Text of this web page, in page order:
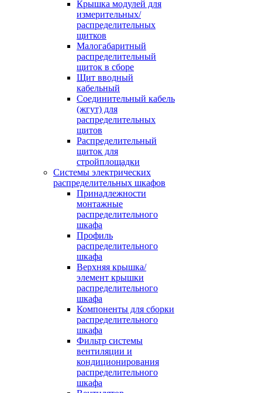
Крышка модулей для
измерительных/
распределительных
щитков
Малогабаритный
распределительный
щиток в сборе
Щит вводный
кабельный
Соединительный кабель
(жгут) для
распределительных
щитов
Распределительный
щиток для
стройплощадки
Системы электрических
распределительных шкафов
Принадлежности
монтажные
распределительного
шкафа
Профиль
распределительного
шкафа
Верхняя крышка/
элемент крышки
распределительного
шкафа
Компоненты для сборки
распределительного
шкафа
Фильтр системы
вентиляции и
кондиционирования
распределительного
шкафа